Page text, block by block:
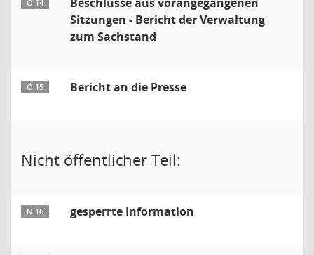
Ö 14
Sitzungen - Bericht der Verwaltung
zum Sachstand
Ö 15 Bericht an die Presse
Nicht öffentlicher Teil:
N 16 gesperrte Information